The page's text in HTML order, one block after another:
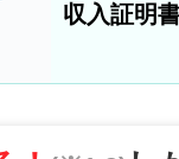
収入証明